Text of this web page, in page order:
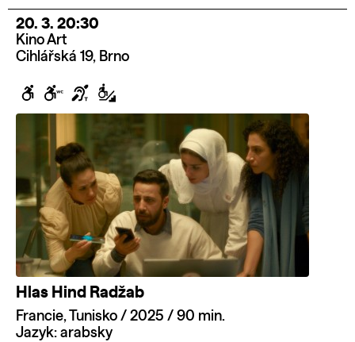
20. 3. 20:30
Kino Art
Cihlářská 19, Brno
Hlas Hind Radžab
Francie, Tunisko / 2025 / 90 min.
Jazyk: arabsky